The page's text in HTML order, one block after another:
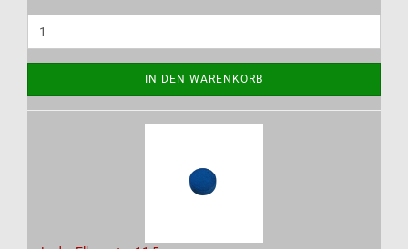
IN DEN WARENKORB